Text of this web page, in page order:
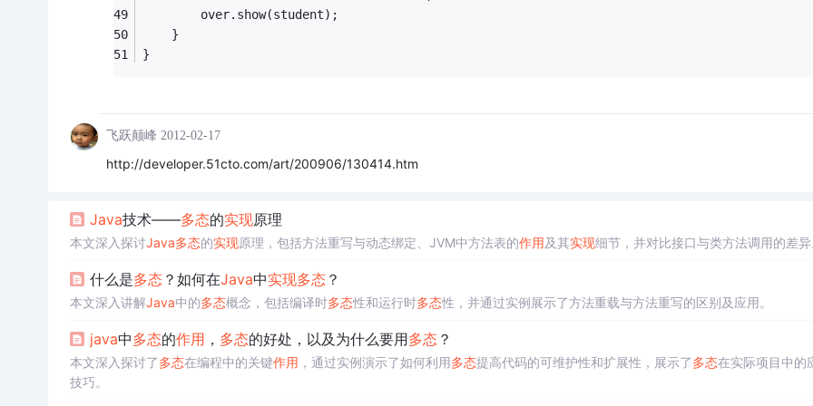
		over.show(student);
	}
}
飞跃颠峰 2012-02-17
http://developer.51cto.com/art/200906/130414.htm
Java技术——多态的实现原理
本文深入探讨Java多态的实现原理，包括方法重写与动态绑定、JVM中方法表的作用及其实现细节，并对比接口与类方法调用的差
什么是多态？如何在Java中实现多态？
本文深入讲解Java中的多态概念，包括编译时多态性和运行时多态性，并通过实例展示了方法重载与方法重写的区别及应用。
java中多态的作用 ， 多态的好处，以及为什么要用多态？
本文深入探讨了多态在编程中的关键作用 ，通过实例演示了如何利用多态提高代码的可维护性和扩展性，展示了多态在实际项目中的
技巧。